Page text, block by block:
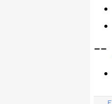
--